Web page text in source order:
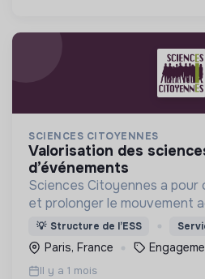
SCIENCES CITOYENNES
valorisation des sciences et organisation
d’événements
Sciences Citoyennes a
et prolonger le mouvement
réappropriation citoyenne et
science, afin de la mettre au
commun.
💡 Structure de l’ESS
Paris, France
Il y a 1 mois